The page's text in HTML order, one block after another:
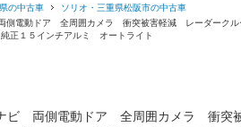
の中古車
ソリオ・三重県松阪市の中古車
側電動ドア 全周囲カメラ 衝突被害軽減 レーダーク
１５インチアルミ オートライト
ビ 両側電動ドア 全周囲カメラ 衝突